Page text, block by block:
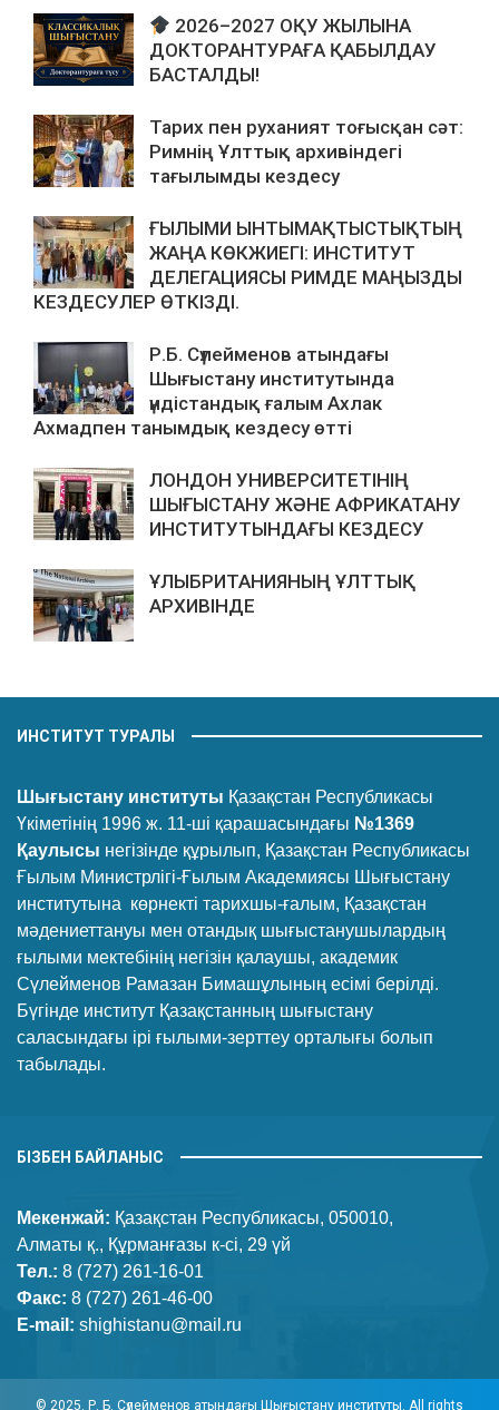
2026–2027 ОҚУ ЖЫЛЫНА
ДОКТОРАНТУРАҒА ҚАБЫЛДАУ
БАСТАЛДЫ!
Тарих пен руханият тоғысқан сәт:
Римнің Ұлттық архивіндегі
тағылымды кездесу
ҒЫЛЫМИ ЫНТЫМАҚТЫСТЫҚТЫҢ
ЖАҢА КӨКЖИЕГІ: ИНСТИТУТ
ДЕЛЕГАЦИЯСЫ РИМДЕ МАҢЫЗДЫ
КЕЗДЕСУЛЕР ӨТКІЗДІ.
Р.Б. Сүлейменов атындағы
Шығыстану институтында
үндістандық ғалым Ахлак
Ахмадпен танымдық кездесу өтті
ЛОНДОН УНИВЕРСИТЕТІНІҢ
ШЫҒЫСТАНУ ЖӘНЕ АФРИКАТАНУ
ИНСТИТУТЫНДАҒЫ КЕЗДЕСУ
ҰЛЫБРИТАНИЯНЫҢ ҰЛТТЫҚ
АРХИВІНДЕ
ИНСТИТУТ ТУРАЛЫ
Шығыстану институты Қазақстан Республикасы
Үкіметінің 1996 ж. 11-ші қарашасындағы №1369
Қаулысы негізінде құрылып, Қазақстан Республикасы
Ғылым Министрлігі-Ғылым Академиясы Шығыстану
институтына көрнекті тарихшы-ғалым, Қазақстан
мәдениеттануы мен отандық шығыстанушылардың
ғылыми мектебінің негізін қалаушы, академик
Сүлейменов Рамазан Бимашұлының есімі берілді.
Бүгінде институт Қазақстанның шығыстану
саласындағы ірі ғылыми-зерттеу орталығы болып
табылады.
БІЗБЕН БАЙЛАНЫС
Мекенжай: Қазақстан Республикасы, 050010,
Алматы қ., Құрманғазы к-сі, 29 үй
Тел.: 8 (727) 261-16-01
Факс: 8 (727) 261-46-00
E-mail: shighistanu@mail.ru
© 2025. Р. Б. Сүлейменов атындағы Шығыстану институты. All rights